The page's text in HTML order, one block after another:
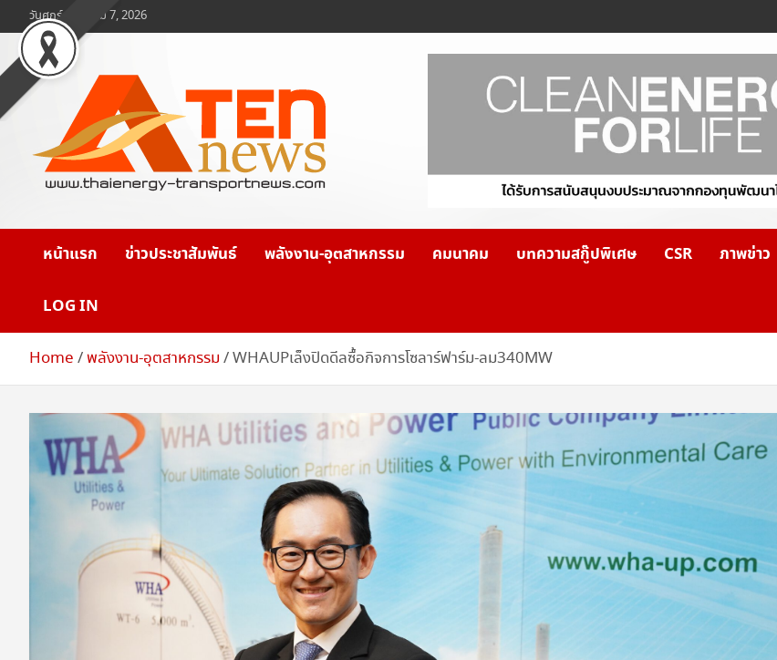
to
content
วันศุกร์, สิงหาคม 7, 2026
www.ten-news.com
หน้าแรก ข่าวประชาสัมพันธ์ พลังงาน-อุตสาหกรรม คมนาคม บทความสกู๊ปพิเศษ CSR ภาพข่าว
LOG IN
Home พลังงาน-อุตสาหกรรม WHAUPเล็งปิดดีลซื้อกิจการโซลาร์ฟาร์ม-ลม340MW